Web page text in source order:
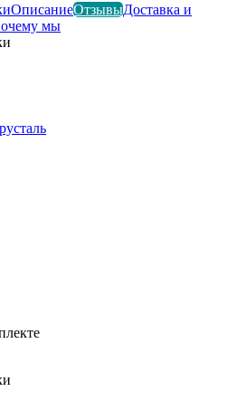
ОписаниеОтзывыДоставка и
мы